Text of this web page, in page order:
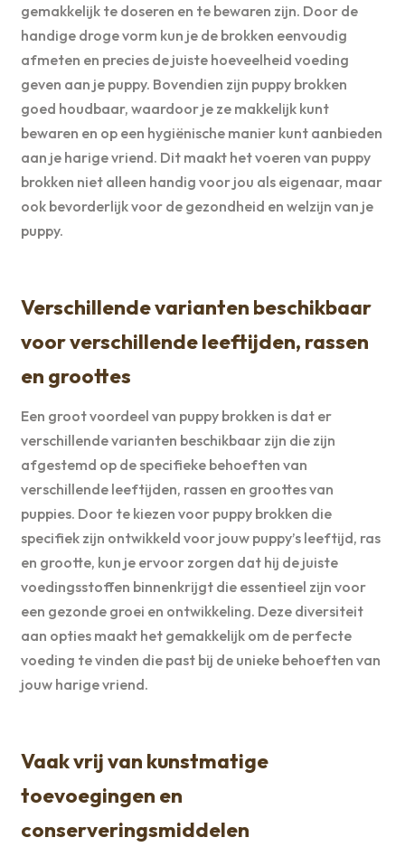
gemakkelijk te doseren en te bewaren zijn. Door de
handige droge vorm kun je de brokken eenvoudig
afmeten en precies de juiste hoeveelheid voeding
geven aan je puppy. Bovendien zijn puppy brokken
goed houdbaar, waardoor je ze makkelijk kunt
bewaren en op een hygiënische manier kunt aanbieden
aan je harige vriend. Dit maakt het voeren van puppy
brokken niet alleen handig voor jou als eigenaar, maar
ook bevorderlijk voor de gezondheid en welzijn van je
puppy.
Verschillende varianten beschikbaar
voor verschillende leeftijden, rassen
en groottes
Een groot voordeel van puppy brokken is dat er
verschillende varianten beschikbaar zijn die zijn
afgestemd op de specifieke behoeften van
verschillende leeftijden, rassen en groottes van
puppies. Door te kiezen voor puppy brokken die
specifiek zijn ontwikkeld voor jouw puppy’s leeftijd, ras
en grootte, kun je ervoor zorgen dat hij de juiste
voedingsstoffen binnenkrijgt die essentieel zijn voor
een gezonde groei en ontwikkeling. Deze diversiteit
aan opties maakt het gemakkelijk om de perfecte
voeding te vinden die past bij de unieke behoeften van
jouw harige vriend.
Vaak vrij van kunstmatige
toevoegingen en
conserveringsmiddelen